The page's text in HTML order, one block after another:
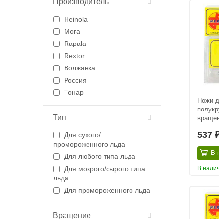
Ножи
537 ₽
В
В
Производитель
Heinola
Mora
Rapala
Rextor
Волжанка
Россия
Тонар
Тип
Для сухого/
промороженного льда
Для любого типа льда
Для мокрого/сырого типа
льда
Для промороженного льда
Вращение